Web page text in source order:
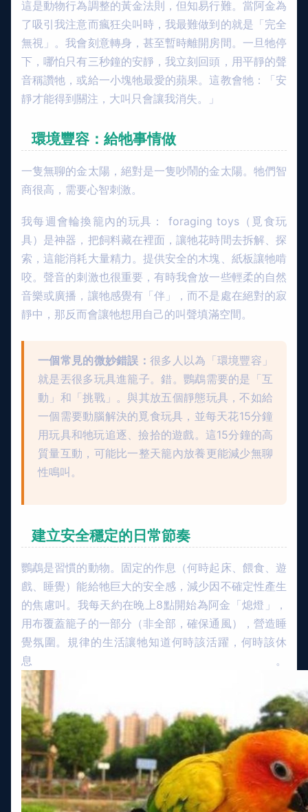
這是動物行為調整的黃金法則，但知易行難。當阿金為
了吸引我注意而瘋狂尖叫時，我最難做到的就是「完全
無視」。我會刻意轉身，甚至暫時離開房間。一旦牠停
下，哪怕只有三秒鐘的安靜，我立刻回頭，用平靜的聲
音稱讚牠，或給一小塊牠最愛的蘋果。這教會牠：「安
靜才能得到關注，大叫只會讓我消失。」
環境豐容：給牠事情做
一隻無聊的金太陽，絕對是一隻吵鬧的金太陽。牠們智
商很高，需要心智刺激。
我每週會輪換籠內的玩具： foraging toys（覓食玩
具）是神器，把飼料藏在裡面，讓牠花時間去拆解、探
索，這能消耗大量精力。提供安全的木塊、紙板讓牠啃
咬。聲音的刺激也很重要，有時我會放一些輕柔的自然
音樂或廣播，讓牠感覺有「伴」，而不是處在絕對的寂
靜中，那反而會讓牠想用自己的叫聲填滿空間。
一個常見的微妙錯誤： 很多人以為「環境豐容」
就是丟很多玩具進籠子。錯。鸚鵡需要的是「互
動」和「挑戰」。與其放五個靜態玩具，不如給
一個需要動腦解決的覓食玩具，並每天花15分鐘
用玩具和牠玩追逐、撿拾的遊戲。這15分鐘的高
質量互動，可能比一整天籠內放養更能減少無聊
性鳴叫。
建立安全穩定的日常節奏
鸚鵡是習慣的動物。固定的作息（何時起床、餵食、遊
戲、睡覺）能給牠巨大的安全感，減少因不確定性產生
的焦慮叫。我每天約在晚上8點開始為阿金「熄燈」，
用布覆蓋籠子的一部分（非全部，確保通風），營造睡
覺氛圍。規律的生活讓牠知道何時該活躍，何時該休
息。